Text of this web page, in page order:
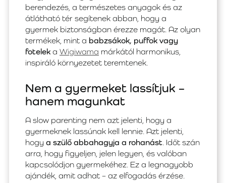
berendezés, a természetes anyagok és az
átlátható tér segítenek abban, hogy a
gyermek biztonságban érezze magát. Az olyan
termékek, mint a babzsákok, puffok vagy
fotelek a Wigiwama márkától harmonikus,
inspiráló környezetet teremtenek.
Nem a gyermeket lassítjuk –
hanem magunkat
A slow parenting nem azt jelenti, hogy a
gyermeknek lassúnak kell lennie. Azt jelenti,
hogy a szülő abbahagyja a rohanást. Időt szán
arra, hogy figyeljen, jelen legyen, és valóban
kapcsolódjon gyermekéhez. Ez a legnagyobb
ajándék, amit adhat – az elfogadás érzése.